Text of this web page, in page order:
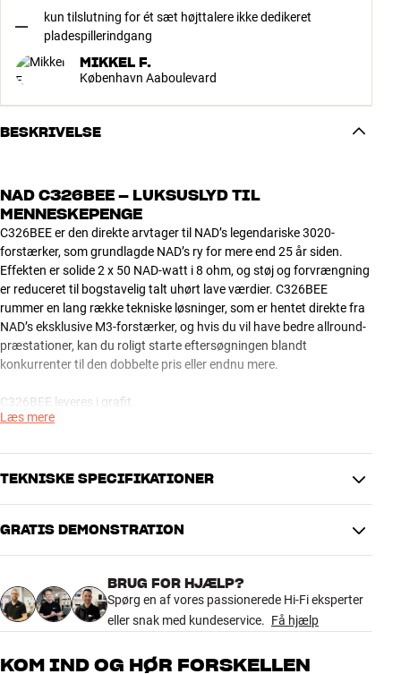
kun tilslutning for ét sæt højttalere ikke dedikeret
pladespillerindgang
MIKKEL F.
København Aaboulevard
BESKRIVELSE
NAD C326BEE – LUKSUSLYD TIL
MENNESKEPENGE
C326BEE er den direkte arvtager til NAD’s legendariske 3020-
forstærker, som grundlagde NAD’s ry for mere end 25 år siden.
Effekten er solide 2 x 50 NAD-watt i 8 ohm, og støj og forvrængning
er reduceret til bogstavelig talt uhørt lave værdier. C326BEE
rummer en lang række tekniske løsninger, som er hentet direkte fra
NAD’s eksklusive M3-forstærker, og hvis du vil have bedre allround-
præstationer, kan du roligt starte eftersøgningen blandt
konkurrenter til den dobbelte pris eller endnu mere.
C326BEE leveres i grafit.
C326BEE er den direkte arvtager til NAD’s legendariske 3020-
forstærker, som grundlagde NAD’s ry for mere end 25 år siden.
rummer en lang række tekniske løsninger, som er hentet direkte fra
NAD’s eksklusive M3-forstærker, og hvis du vil have bedre allround-
konkurrenter til den dobbelte pris eller endnu mere.
C326BEE leveres i grafit.
Læs mere
TEKNISKE SPECIFIKATIONER
Model / Variant
Grafit
Vægt (kg)
8
Vægt emballage (kg)
9
dybde)
GRATIS DEMONSTRATION
BRUG FOR HJÆLP?
Spørg en af vores passionerede Hi-Fi eksperter
eller snak med kundeservice. Få hjælp
KOM IND OG HØR FORSKELLEN